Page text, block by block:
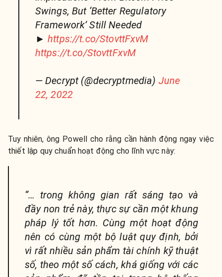
Swings, But ‘Better Regulatory
Framework’ Still Needed
►https://t.co/StovttFxvM
https://t.co/StovttFxvM
— Decrypt (@decryptmedia) June
22, 2022
Tuy nhiên, ông Powell cho rằng cần hành động ngay việc
thiết lập quy chuẩn hoạt động cho lĩnh vực này:
“… trong không gian rất sáng tạo và
đầy non trẻ này, thực sự cần một khung
pháp lý tốt hơn. Cùng một hoạt động
nên có cùng một bộ luật quy định, bởi
vì rất nhiều sản phẩm tài chính kỹ thuật
số, theo một số cách, khá giống với các